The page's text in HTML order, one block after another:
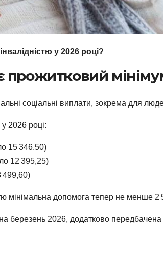
у 2026 році?
прожитковий
соціальні виплати, зокрема для
у 2026 році:
15 346,50)
12 395,25)
499,60)
мінімальна допомога тепер не менше 2
на березень 2026, додатково